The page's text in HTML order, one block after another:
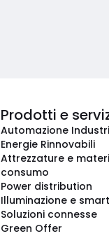
Prodotti e
Automazione
Energie Rinnovabili
Attrezzature e
consumo
Power distribution
Illuminazione e
Soluzioni connesse
Green Offer